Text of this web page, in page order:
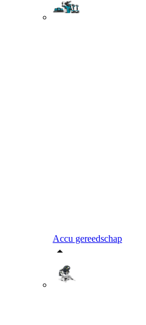
Accu gereedschap